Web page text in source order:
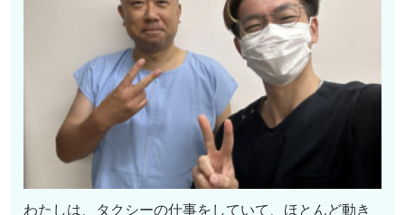
わたしは、タクシーの仕事をしていて、ほとんど動き